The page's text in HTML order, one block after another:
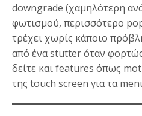
downgrade (χαμηλότερη
φωτισμού, περισσότερο
τρέχει χωρίς κάποιο
από ένα stutter όταν
δείτε και features όπως
της touch screen για τα